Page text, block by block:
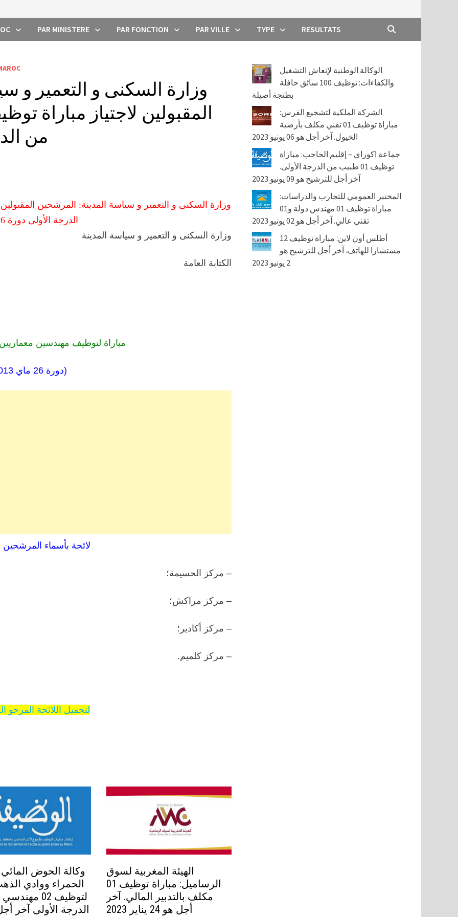
PAR MINISTERE PAR FONCTION PAR VILLE TYPE RESULTATS
وزارة السكنى و التعمير و
من
الدرجة الأولى دورة 26 ماي
وزارة السكنى و التعمير و سياسة المدينة
الكتابة العامة
مباراة لتوظيف مهندسين
(دورة 26 ماي 2013)
لائحة بأسماء المرشحين
– مركز الحسيمة؛
– مركز مراكش؛
– مركز أكادير؛
– مركز كلميم.
لتحميل اللائحة المرجو
وكالة الحوض
الحمراء ووادي
لتوظيف 02
الهيئة المغربية لسوق
الرساميل: مباراة توظيف 01
مكلف بالتدبير المالي. آخر
أجل هو 24 يناير 2023
الوكالة الوطنية لإنعاش التشغيل
والكفاءات: توظيف 100 سائق حافلة
بطنجة أصيلة
الشركة الملكية لتشجيع الفرس:
مباراة توظيف 01 تقني مكلف بأرضية
الخيول. آخر أجل هو 06 يونيو 2023
جماعة اكوراي – إقليم الحاجب: مباراة
توظيف 01 طبيب من الدرجة الأولى.
آخر أجل للترشيح هو 09 يونيو 2023
المختبر العمومي للتجارب والدراسات:
مباراة توظيف 01 مهندس دولة و01
تقني عالي. آخر أجل هو 02 يونيو 2023
أطلس أون لاين: مباراة توظيف 12
مستشارا للهاتف. آخر أجل للترشيح هو
2 يونيو 2023